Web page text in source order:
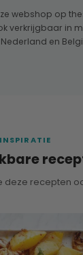
webshop op
verkrijgbaar in
en
INSPIRATIE
deze recepten